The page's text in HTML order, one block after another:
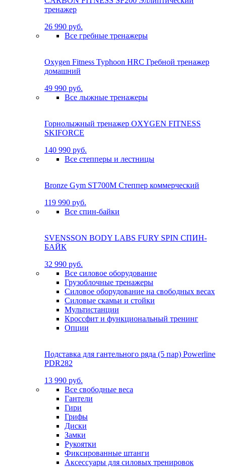
тренажер
26 990 руб.
Все гребные тренажеры
Oxygen Fitness Typhoon HRC Гребной тренажер
домашний
49 990 руб.
Все лыжные тренажеры
Горнолыжный тренажер OXYGEN FITNESS
SKIFORCE
140 990 руб.
Все степперы и лестницы
Bronze Gym ST700M Степпер коммерческий
119 990 руб.
Все спин-байки
SVENSSON BODY LABS FURY SPIN СПИН-
БАЙК
32 990 руб.
Все силовое оборудование
Грузоблочные тренажеры
Силовое оборудование на свободных весах
Силовые скамьи и стойки
Мультистанции
Кроссфит и функциональный тренинг
Опции
Подставка для гантельного ряда (5 пар) Powerline
PDR282
13 990 руб.
Все свободные веса
Гантели
Гири
Грифы
Диски
Замки
Рукоятки
Фиксированные штанги
Аксессуары для силовых тренировок